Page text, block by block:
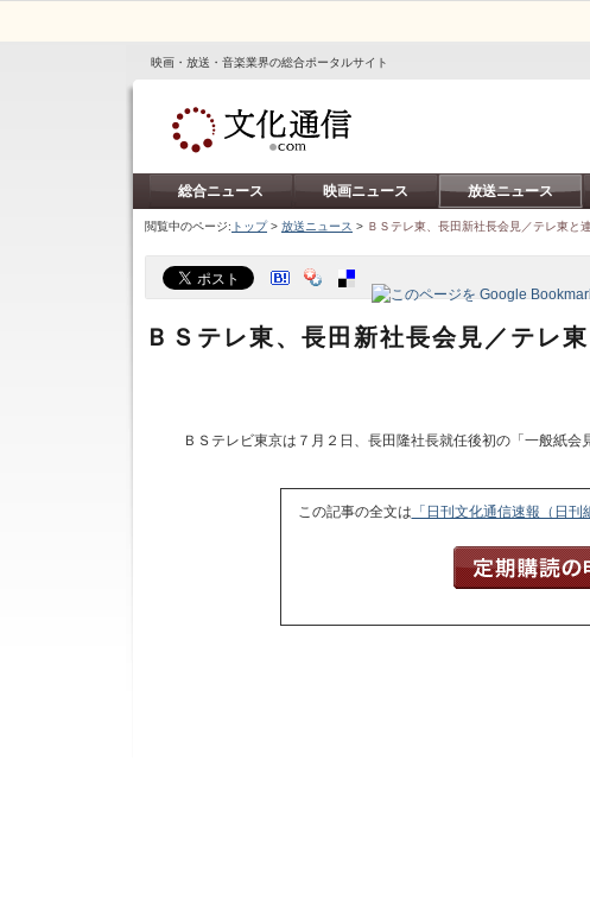
映画・放送・音楽業界の総合ポータルサイト
総合ニュース 映画ニュース 放送ニュース
閲覧中のページ: トップ> 放送ニュース > ＢＳテレ東、長田新社長会見／テレ東と
ＢＳテレ東、長田新社長会見／テレ
ＢＳテレビ東京は７月２日、長田隆社長就任後初の「一般紙
この記事の全文は 「日刊文化通信速報（日刊